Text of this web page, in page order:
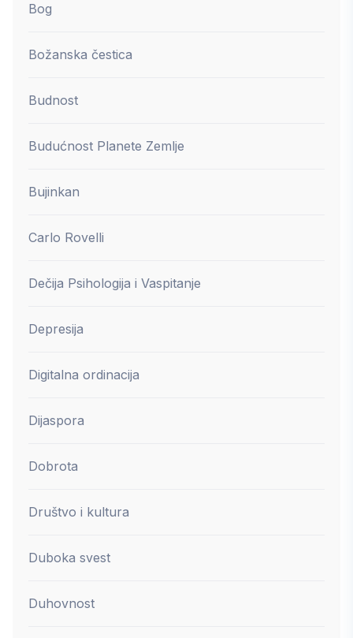
Bog
Božanska čestica
Budnost
Budućnost Planete Zemlje
Bujinkan
Carlo Rovelli
Dečija Psihologija i Vaspitanje
Depresija
Digitalna ordinacija
Dijaspora
Dobrota
Društvo i kultura
Duboka svest
Duhovnost